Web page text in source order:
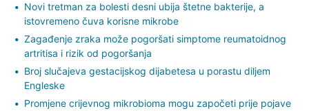
Novi tretman za bolesti desni ubija štetne bakterije, a
istovremeno čuva korisne mikrobe
Zagađenje zraka može pogoršati simptome reumatoidnog
artritisa i rizik od pogoršanja
Broj slučajeva gestacijskog dijabetesa u porastu diljem
Engleske
Promjene crijevnog mikrobioma mogu započeti prije pojave